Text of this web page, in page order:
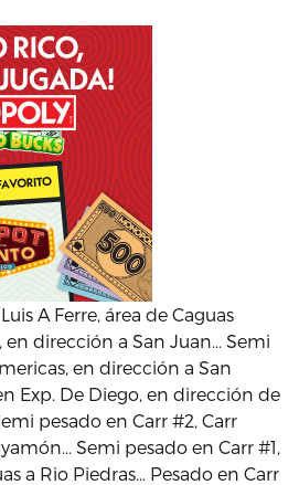
A Ferre, área de Caguas
dirección a San Juan… Semi
en dirección a San
Exp. De Diego, en dirección de
pesado en Carr #2, Carr
Semi pesado en Carr #1,
a Rio Piedras… Pesado en Carr